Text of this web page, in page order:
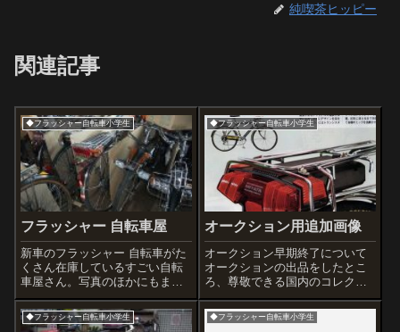
純喫茶ヒッピー
関連記事
◆フラッシャー自転車小学生
フラッシャー 自転車屋
新車のフラッシャー 自転車がた
くさん在庫しているすごい自転
車屋さん。写真のほかにもまだ
まだあり、まるで宝の山でし
た。
◆フラッシャー自転車小学生
オークション用追加画像
オークション早期終了について
オークションの出品をしたとこ
ろ、尊敬できる国内のコレクタ
ーの方から連絡をいただき、 お
譲りさせていただくことになり
ました。 海外の代行入札業者さ
◆フラッシャー自転車小学生 ◆フラッシャー自転車小学生